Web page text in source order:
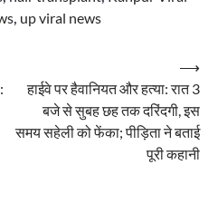
, up viral news
हाईवे पर हैवानियत और हत्या: रात 3
बजे से सुबह छह तक दरिंदगी, इस
समय सहेली को फेंका; पीड़िता ने बताई
पूरी कहानी
⟶